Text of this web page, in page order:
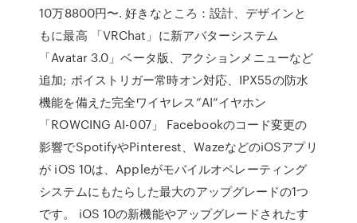
10万8800円〜. 好きなところ：設計、デザインと
もに最高 「VRChat」に新アバターシステム
「Avatar 3.0」ベータ版、アクションメニューなど
追加; ボイストリガー常時オン対応、IPX55の防水
機能を備えた完全ワイヤレス”AI”イヤホン
「ROWCING AI-007」 Facebookのコード変更の
影響でSpotifyやPinterest、WazeなどのiOSアプリ
が iOS 10は、Appleがモバイルオペレーティング
システムにもたらした最大のアップグレードの1つ
です。 iOS 10の新機能やアップグレードされたす